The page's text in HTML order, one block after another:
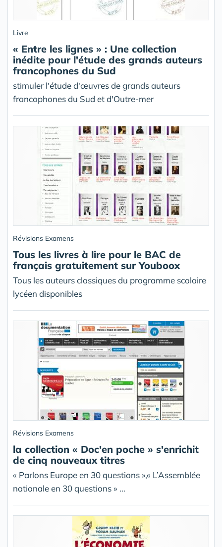
Livre
« Entre les lignes » : Une collection
inédite pour l'étude des grands auteurs
francophones du Sud
stimuler l'étude d'œuvres de grands auteurs
francophones du Sud et d'Outre-mer
Révisions Examens
Tous les livres à lire pour le BAC de
français gratuitement sur Youboox
Tous les auteurs classiques du programme scolaire
lycéen disponibles
Révisions Examens
la collection « Doc'en poche » s'enrichit
de cinq nouveaux titres
« Parlons Europe en 30 questions »,« L’Assemblée
nationale en 30 questions » ...